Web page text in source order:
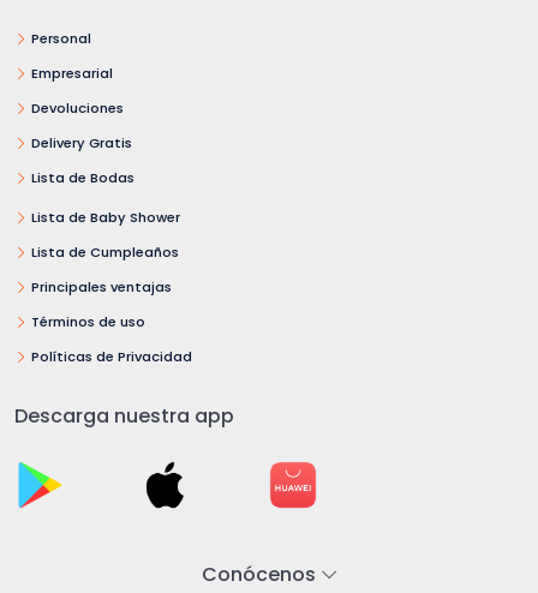
Personal
Empresarial
Devoluciones
Delivery Gratis
Lista de Bodas
Lista de Baby Shower
Lista de Cumpleaños
Principales ventajas
Términos de uso
Políticas de Privacidad
Descarga nuestra app
Conócenos